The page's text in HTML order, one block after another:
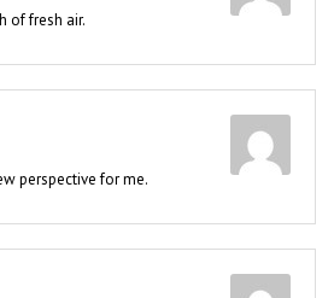
of fresh air.
perspective for me.